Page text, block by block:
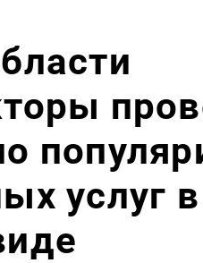
услуг в